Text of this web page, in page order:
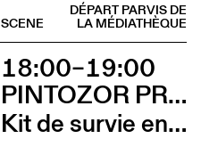
DÉPART PARVIS DE
LA MÉDIATHÈQUE
SCENE
18:00–19:00
PINTOZOR PROD. ET MARION THOMAS
Kit de survie en territoire masculiniste